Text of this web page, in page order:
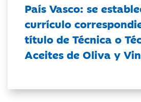
País Vasco: se
currículo
título de Técnica o
Aceites de Oliva y